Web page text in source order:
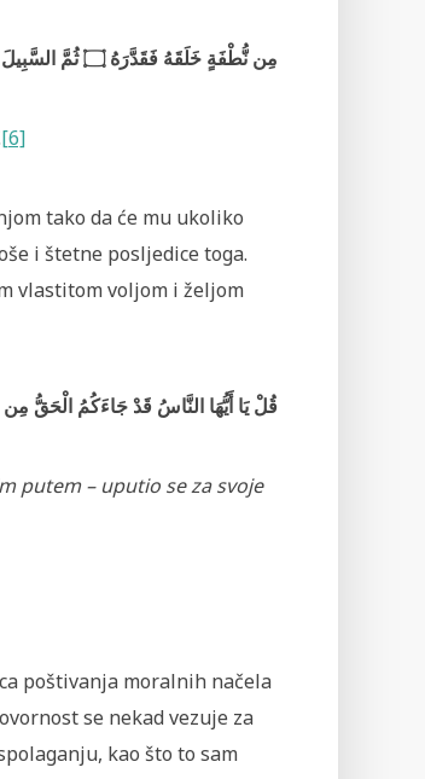
مِن نُّطْفَةٍ خَلَقَهُ فَقَدَّرَهُ ۝ ثُمَّ السَّبِيلَ يَسَّرَهُ
[6]
tako da će mu ukoliko
i štetne posljedice toga.
vlastitom voljom i željom
قُلْ يَا أَيُّهَا النَّاسُ قَدْ جَاءَكُمُ الْحَقُّ
putem – uputio se za svoje
poštivanja moralnih načela
se nekad vezuje za
kao što to sam